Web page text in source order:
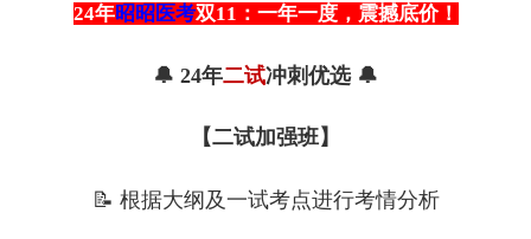
24年昭昭医考双11：一年一度，震撼底价！
🔔 24年二试冲刺优选 🔔
【二试加强班】
📝 根据大纲及一试考点进行考情分析